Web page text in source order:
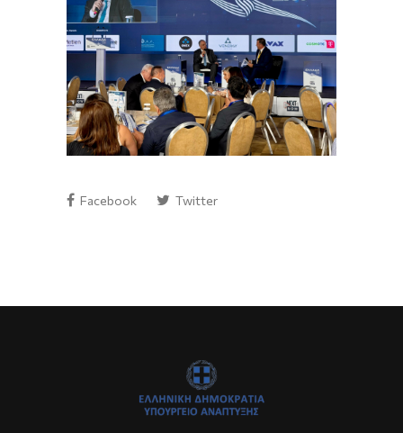
Facebook Twitter